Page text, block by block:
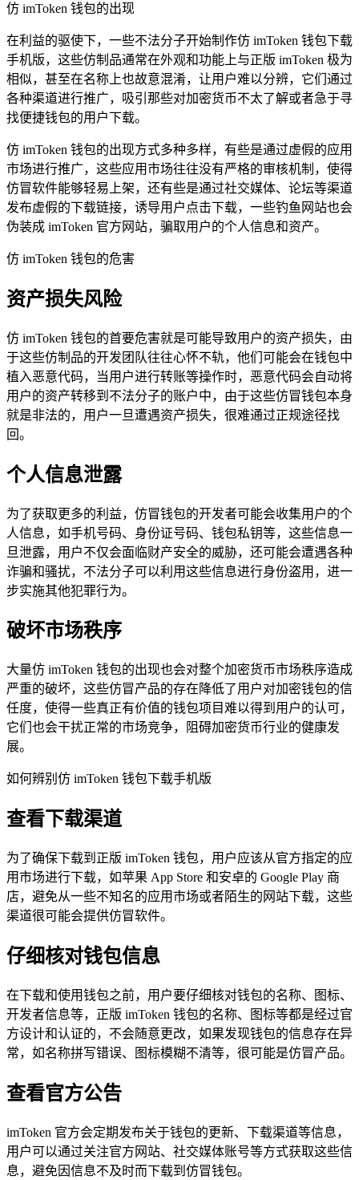
仿 imToken 钱包的出现
在利益的驱使下，一些不法分子开始制作仿 imToken 钱包下载
手机版，这些仿制品通常在外观和功能上与正版 imToken 极为
相似，甚至在名称上也故意混淆，让用户难以分辨，它们通过
各种渠道进行推广，吸引那些对加密货币不太了解或者急于寻
找便捷钱包的用户下载。
仿 imToken 钱包的出现方式多种多样，有些是通过虚假的应用
市场进行推广，这些应用市场往往没有严格的审核机制，使得
仿冒软件能够轻易上架，还有些是通过社交媒体、论坛等渠道
发布虚假的下载链接，诱导用户点击下载，一些钓鱼网站也会
伪装成 imToken 官方网站，骗取用户的个人信息和资产。
仿 imToken 钱包的危害
资产损失风险
仿 imToken 钱包的首要危害就是可能导致用户的资产损失，由
于这些仿制品的开发团队往往心怀不轨，他们可能会在钱包中
植入恶意代码，当用户进行转账等操作时，恶意代码会自动将
用户的资产转移到不法分子的账户中，由于这些仿冒钱包本身
就是非法的，用户一旦遭遇资产损失，很难通过正规途径找
回。
个人信息泄露
为了获取更多的利益，仿冒钱包的开发者可能会收集用户的个
人信息，如手机号码、身份证号码、钱包私钥等，这些信息一
旦泄露，用户不仅会面临财产安全的威胁，还可能会遭遇各种
诈骗和骚扰，不法分子可以利用这些信息进行身份盗用，进一
步实施其他犯罪行为。
破坏市场秩序
大量仿 imToken 钱包的出现也会对整个加密货币市场秩序造成
严重的破坏，这些仿冒产品的存在降低了用户对加密钱包的信
任度，使得一些真正有价值的钱包项目难以得到用户的认可，
它们也会干扰正常的市场竞争，阻碍加密货币行业的健康发
展。
如何辨别仿 imToken 钱包下载手机版
查看下载渠道
为了确保下载到正版 imToken 钱包，用户应该从官方指定的应
用市场进行下载，如苹果 App Store 和安卓的 Google Play 商
店，避免从一些不知名的应用市场或者陌生的网站下载，这些
渠道很可能会提供仿冒软件。
仔细核对钱包信息
在下载和使用钱包之前，用户要仔细核对钱包的名称、图标、
开发者信息等，正版 imToken 钱包的名称、图标等都是经过官
方设计和认证的，不会随意更改，如果发现钱包的信息存在异
常，如名称拼写错误、图标模糊不清等，很可能是仿冒产品。
查看官方公告
imToken 官方会定期发布关于钱包的更新、下载渠道等信息，
用户可以通过关注官方网站、社交媒体账号等方式获取这些信
息，避免因信息不及时而下载到仿冒钱包。